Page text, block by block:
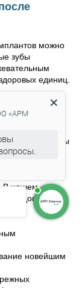
можно
зубы
единиц.
доступны
задачи
В нашем
передовой
новейшим
«АРМ